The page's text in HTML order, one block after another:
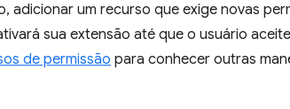
adicionar um recurso que exige novas
sua extensão até que o usuário
de permissão para conhecer outras